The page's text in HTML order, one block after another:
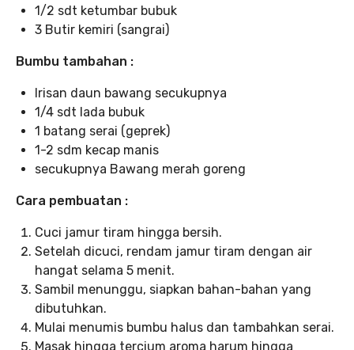
1/2 sdt ketumbar bubuk
3 Butir kemiri (sangrai)
Bumbu tambahan :
Irisan daun bawang secukupnya
1/4 sdt lada bubuk
1 batang serai (geprek)
1-2 sdm kecap manis
secukupnya Bawang merah goreng
Cara pembuatan :
Cuci jamur tiram hingga bersih.
Setelah dicuci, rendam jamur tiram dengan air
hangat selama 5 menit.
Sambil menunggu, siapkan bahan-bahan yang
dibutuhkan.
Mulai menumis bumbu halus dan tambahkan serai.
Masak hingga tercium aroma harum hingga